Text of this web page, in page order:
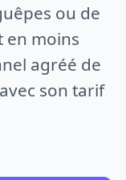
ou de
en moins
agréé de
son tarif